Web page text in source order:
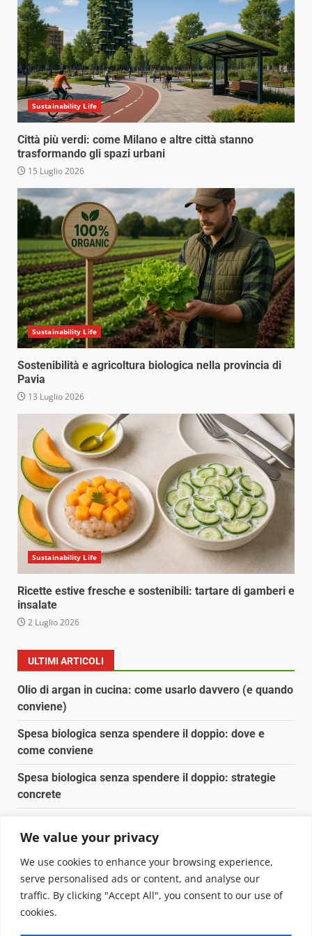
We value your privacy
We use cookies to enhance your browsing experience,
serve personalised ads or content, and analyse our
traffic. By clicking "Accept All", you consent to our use of
cookies.
Sustainability Life
Città più verdi: come Milano e altre città stanno
trasformando gli spazi urbani
15 Luglio 2026
Sustainability Life
Sostenibilità e agricoltura biologica nella provincia di
Pavia
13 Luglio 2026
Sustainability Life
Ricette estive fresche e sostenibili: tartare di gamberi e
insalate
2 Luglio 2026
ULTIMI ARTICOLI
Olio di argan in cucina: come usarlo davvero (e quando
conviene)
Spesa biologica senza spendere il doppio: dove e
come conviene
Spesa biologica senza spendere il doppio: strategie
concrete
Pulizia naturale della casa: 3 ingredienti che
sostituiscono 10 prodotti chimici
Copyright © 2025 Biopianeta.it proprietà di Jws Media